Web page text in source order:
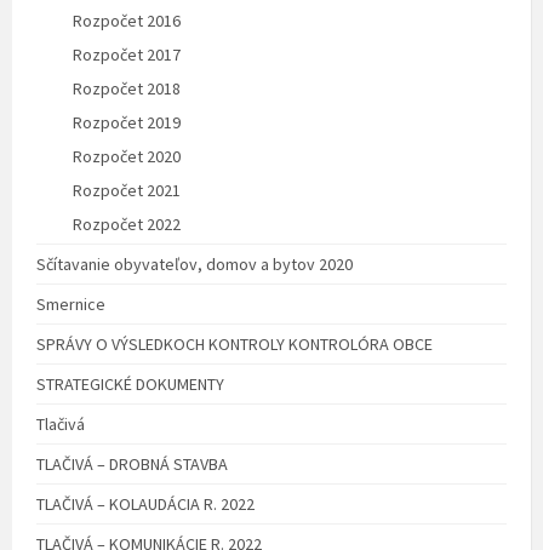
Rozpočet 2016
Rozpočet 2017
Rozpočet 2018
Rozpočet 2019
Rozpočet 2020
Rozpočet 2021
Rozpočet 2022
Sčítavanie obyvateľov, domov a bytov 2020
Smernice
SPRÁVY O VÝSLEDKOCH KONTROLY KONTROLÓRA OBCE
STRATEGICKÉ DOKUMENTY
Tlačivá
TLAČIVÁ – DROBNÁ STAVBA
TLAČIVÁ – KOLAUDÁCIA R. 2022
TLAČIVÁ – KOMUNIKÁCIE R. 2022